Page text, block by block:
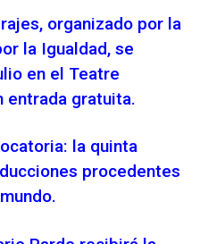
organizado por la
la Igualdad, se
en el Teatre
entrada gratuita.
la quinta
procedentes